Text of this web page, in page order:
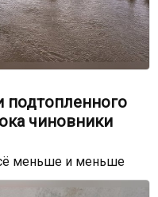
подтопленного
чиновники
меньше и меньше